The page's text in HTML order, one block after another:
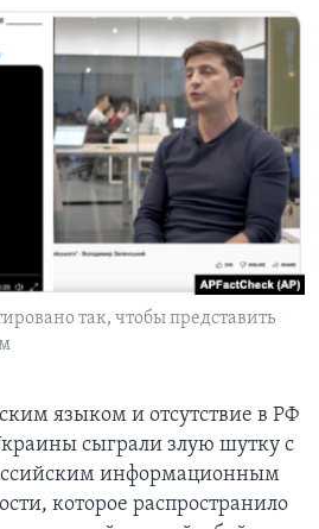
так, чтобы представить
языком и отсутствие в РФ
сыграли злую шутку с
информационным
которое распространило